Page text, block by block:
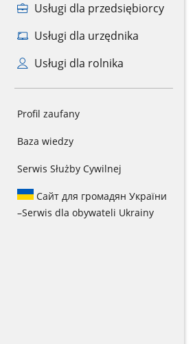
Usługi dla przedsiębiorcy
Usługi dla urzędnika
Usługi dla rolnika
Profil zaufany
Baza wiedzy
Serwis Służby Cywilnej
Сайт для громадян України
–Serwis dla obywateli Ukrainy